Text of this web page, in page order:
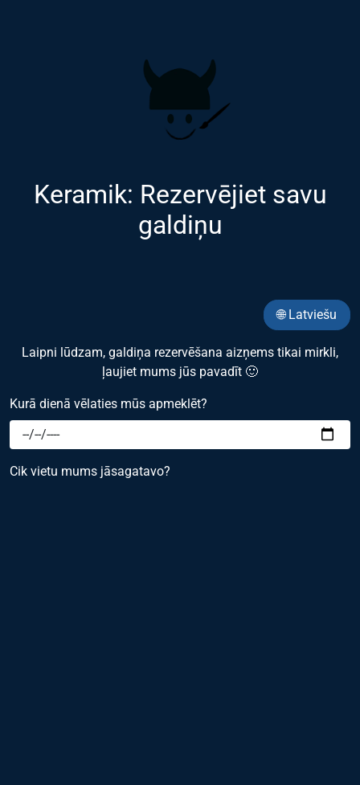
Keramik: Rezervējiet savu
galdiņu
🌐 Latviešu
Laipni lūdzam, galdiņa rezervēšana aizņems tikai mirkli,
ļaujiet mums jūs pavadīt 🙂
Kurā dienā vēlaties mūs apmeklēt?
Cik vietu mums jāsagatavo?